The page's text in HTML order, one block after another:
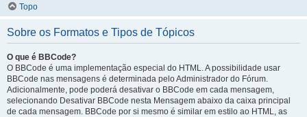
Topo
Sobre os Formatos e Tipos de Tópicos
O que é BBCode?
O BBCode é uma implementação especial do HTML. A possibilidade usar
BBCode nas mensagens é determinada pelo Administrador do Fórum.
Adicionalmente, pode poderá desativar o BBCode em cada mensagem,
selecionando Desativar BBCode nesta Mensagem abaixo da caixa principal
de cada mensagem. BBCode por si mesmo é similar em estilo ao HTML, as